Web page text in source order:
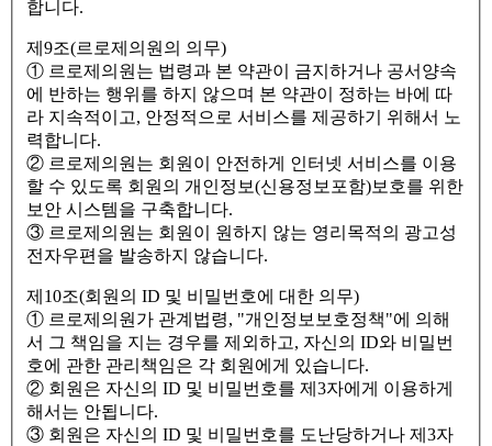
합니다.
제9조(르로제의원의 의무)
① 르로제의원는 법령과 본 약관이 금지하거나 공서양속
에 반하는 행위를 하지 않으며 본 약관이 정하는 바에 따
라 지속적이고, 안정적으로 서비스를 제공하기 위해서 노
력합니다.
② 르로제의원는 회원이 안전하게 인터넷 서비스를 이용
할 수 있도록 회원의 개인정보(신용정보포함)보호를 위한
보안 시스템을 구축합니다.
③ 르로제의원는 회원이 원하지 않는 영리목적의 광고성
전자우편을 발송하지 않습니다.
제10조(회원의 ID 및 비밀번호에 대한 의무)
① 르로제의원가 관계법령, "개인정보보호정책"에 의해
서 그 책임을 지는 경우를 제외하고, 자신의 ID와 비밀번
호에 관한 관리책임은 각 회원에게 있습니다.
② 회원은 자신의 ID 및 비밀번호를 제3자에게 이용하게
해서는 안됩니다.
③ 회원은 자신의 ID 및 비밀번호를 도난당하거나 제3자